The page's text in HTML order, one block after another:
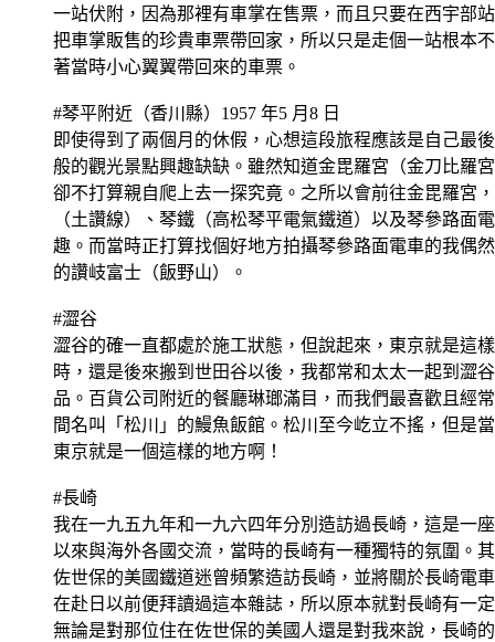
一站伏附，因為那裡有車掌在售票，而且只要在西宇部
把車掌販售的珍貴車票帶回家，所以只是走個一站根本
著當時小心翼翼帶回來的車票。
#琴平附近（香川縣）1957 年5 月8 日
即使得到了兩個月的休假，心想這段旅程應該是自己最
般的觀光景點興趣缺缺。雖然知道金毘羅宮（金刀比羅
卻不打算親自爬上去一探究竟。之所以會前往金毘羅宮
（土讚線）、琴鐵（高松琴平電氣鐵道）以及琴參路面
趣。而當時正打算找個好地方拍攝琴參路面電車的我偶
的讚岐富士（飯野山）。
#澀谷
澀谷的確一直都處於施工狀態，但說起來，東京就是這
時，還是後來搬到世田谷以後，我都常和太太一起到澀
品。百貨公司附近的餐廳琳瑯滿目，而我們最喜歡且經
間名叫「松川」的鰻魚飯館。松川至今屹立不搖，但是
東京就是一個這樣的地方啊！
#長崎
我在一九五九年和一九六四年分別造訪過長崎，這是一
以來與海外各國交流，當時的長崎有一種獨特的氛圍。
佐世保的美國鐵道迷曾頻繁造訪長崎，並將關於長崎電
在赴日以前便拜讀過這本雜誌，所以原本就對長崎有一
無論是對那位住在佐世保的美國人還是對我來說，長崎